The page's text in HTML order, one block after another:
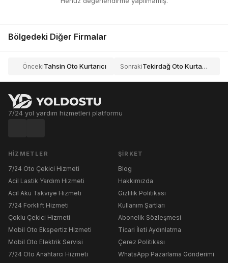
Bölgedeki Diğer Firmalar
ÖncekiTahsin Oto Kurtarıcı Sonraki Tekirdağ Oto Kurtarıcı Ve Yol Yardımı
7/24 yol yardım hizmetleri platformu
HIZMETLER
7/24 Oto Çekici Hizmeti
Acil Lastik Yardım Hizmeti
Acil Akü Takviye Hizmeti
7/24 Forklift Hizmeti
Çoklu Çekici Hizmeti
Mobil Oto Ekspertiz Hizmeti
Mobil Oto Elektrik Servisi
7/24 Oto Anahtarcı Hizmeti
ŞIRKET
Blog
Hakkımızda
Gizlilik Politikası
Kullanım Şartları
Abonelik Sözleşmesi
Ticari İleti Aydınlatma
Çerez Politikası
WhatsApp Pazarlama Gönderimi